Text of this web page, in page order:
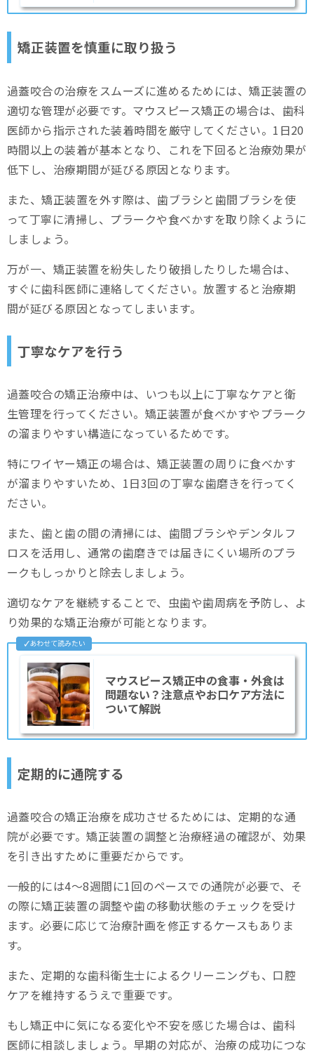
矯正装置を慎重に取り扱う
過蓋咬合の治療をスムーズに進めるためには、矯正装置の
適切な管理が必要です。マウスピース矯正の場合は、歯科
医師から指示された装着時間を厳守してください。1日20
時間以上の装着が基本となり、これを下回ると治療効果が
低下し、治療期間が延びる原因となります。
また、矯正装置を外す際は、歯ブラシと歯間ブラシを使
って丁寧に清掃し、プラークや食べかすを取り除くように
しましょう。
万が一、矯正装置を紛失したり破損したりした場合は、
すぐに歯科医師に連絡してください。放置すると治療期
間が延びる原因となってしまいます。
丁寧なケアを行う
過蓋咬合の矯正治療中は、いつも以上に丁寧なケアと衛
生管理を行ってください。矯正装置が食べかすやプラーク
の溜まりやすい構造になっているためです。
特にワイヤー矯正の場合は、矯正装置の周りに食べかす
が溜まりやすいため、1日3回の丁寧な歯磨きを行ってく
ださい。
また、歯と歯の間の清掃には、歯間ブラシやデンタルフ
ロスを活用し、通常の歯磨きでは届きにくい場所のプラ
ークもしっかりと除去しましょう。
適切なケアを継続することで、虫歯や歯周病を予防し、よ
り効果的な矯正治療が可能となります。
マウスピース矯正中の食事・外食は
問題ない？注意点やお口ケア方法に
ついて解説
定期的に通院する
過蓋咬合の矯正治療を成功させるためには、定期的な通
院が必要です。矯正装置の調整と治療経過の確認が、効果
を引き出すために重要だからです。
一般的には4～8週間に1回のペースでの通院が必要で、そ
の際に矯正装置の調整や歯の移動状態のチェックを受け
ます。必要に応じて治療計画を修正するケースもありま
す。
また、定期的な歯科衛生士によるクリーニングも、口腔
ケアを維持するうえで重要です。
もし矯正中に気になる変化や不安を感じた場合は、歯科
医師に相談しましょう。早期の対応が、治療の成功につな